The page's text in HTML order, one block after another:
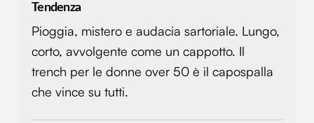
Tendenza
Pioggia, mistero e audacia sartoriale. Lungo,
corto, avvolgente come un cappotto. Il
trench per le donne over 50 è il capospalla
che vince su tutti.